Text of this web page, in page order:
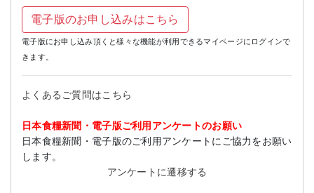
電子版のお申し込みはこちら
電子版にお申し込み頂くと様々な機能が利用できるマイページにログインで
きます。
よくあるご質問はこちら
日本食糧新聞・電子版ご利用アンケートのお願い
日本食糧新聞・電子版のご利用アンケートにご協力をお願い
します。
アンケートに遷移する